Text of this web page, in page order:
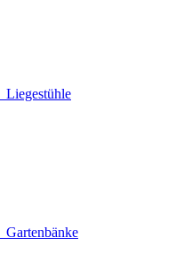
Liegestühle
Gartenbänke